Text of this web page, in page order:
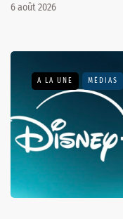
6 août 2026
A LA UNE MÉDIAS